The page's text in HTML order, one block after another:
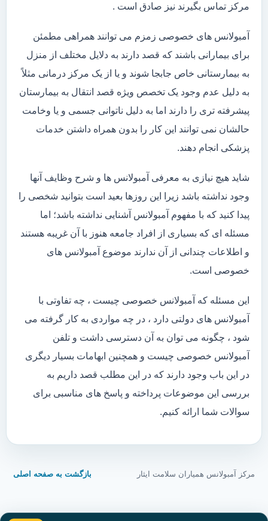
مرکز تماس بگیرند نیز صادق است .
آمبولانس های خصوصی زمزم می توانند همراهی مطمئن
برای بیمارانی باشند که قصد دارند به دلایل مختلف از منزل
به بیمارستانی خاص جابجا شوند و یا از یک مرکز درمانی مثلاً
به دلیل عدم وجود یک تخصص ویژه قصد انتقال به بیمارستان
پیشرفته تری را دارند اما به دلیل ناتوانی جسمی و یا وخامت
حالشان نمی توانند این کار را بدون همراه داشتن خدمات
پزشکی انجام دهند.
شاید هیچ نیازی به معرفی آمبولانس ها و شرح وظایف آنها
وجود نداشته باشد زیرا این روزها بعید است بتوانید شخصی را
پیدا کنید که با مفهوم آمبولانس آشنایی نداشته باشد؛ اما
مسئله ای که بسیاری از افراد جامعه هنوز با آن غریبه هستند
و اطلاعات چندانی از آن ندارند موضوع آمبولانس های
خصوصی است.
این مسئله که آمبولانس خصوصی چیست ، چه تفاوتی با
آمبولانس های دولتی دارد ، در چه مواردی به کار گرفته می
شود ، چگونه می توان به آن دسترسی داشت و تلفن
آمبولانس خصوصی چیست و همچنین ابهامات بسیار دیگری
در این باب وجود دارند که در این مطلب قصد داریم به
بررسی این موضوعات پرداخته و پاسخ های مناسبی برای
سوالات شما ارائه کنیم.
مرکز آمبولانس همیاران سلامت ایثار بازگشت به صفحه اصلی